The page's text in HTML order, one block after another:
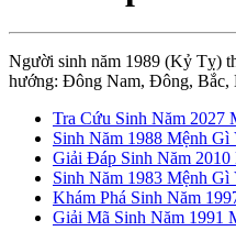
Người sinh năm 1989 (Kỷ Tỵ)
hướng: Đông Nam, Đông, Bắc,
Tra Cứu Sinh Năm
Sinh Năm 1988 Mệnh
Giải Đáp Sinh Năm
Sinh Năm 1983 Mệnh
Khám Phá Sinh Năm
Giải Mã Sinh Năm 1991